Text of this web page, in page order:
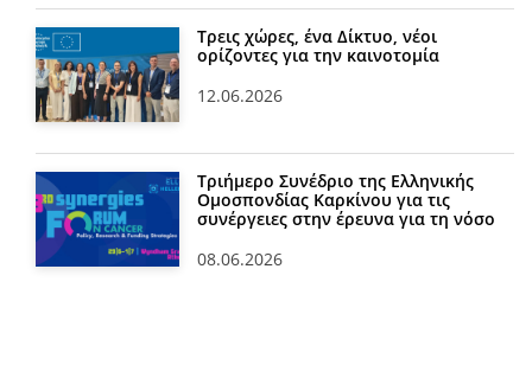
Τρεις χώρες, ένα Δίκτυο, νέοι
ορίζοντες για την καινοτομία
12.06.2026
Τριήμερο Συνέδριο της Ελληνικής
Ομοσπονδίας Καρκίνου για τις
συνέργειες στην έρευνα για τη νόσο
08.06.2026